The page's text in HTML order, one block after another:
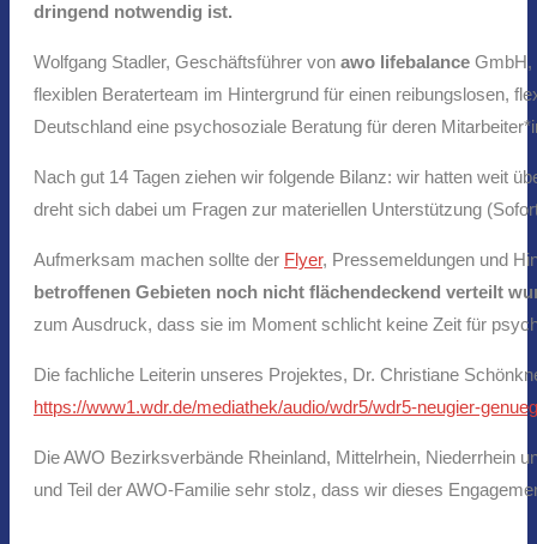
dringend notwendig ist.
Wolfgang Stadler, Geschäftsführer von awo lifebalance GmbH,
flexiblen Beraterteam im Hintergrund für einen reibungslosen,
Deutschland eine psychosoziale Beratung für deren
Nach gut 14 Tagen ziehen wir folgende Bilanz: wir hatten weit
dreht sich dabei um Fragen zur materiellen Unterstützung
Aufmerksam machen sollte der Flyer, Pressemeldungen und
betroffenen Gebieten noch nicht flächendeckend verteilt
zum Ausdruck, dass sie im Moment schlicht keine Zeit für
Die fachliche Leiterin unseres Projektes, Dr. Christiane
https://www1.wdr.de/mediathek/audio/wdr5/wdr5-neugier-
Die AWO Bezirksverbände Rheinland, Mittelrhein, Niederrhein
und Teil der AWO-Familie sehr stolz, dass wir dieses